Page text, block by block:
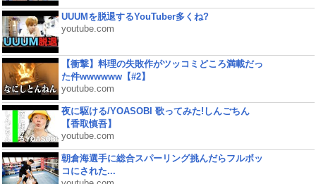
UUUMを脱退するYouTuber多くね?
youtube.com
【衝撃】料理の失敗作がツッコミどころ満載だっ
た件wwwwww【#2】
youtube.com
夜に駆ける/YOASOBI 歌ってみた!しんごちん
【香取慎吾】
youtube.com
朝倉海選手に総合スパーリング挑んだらフルボッ
コにされた...